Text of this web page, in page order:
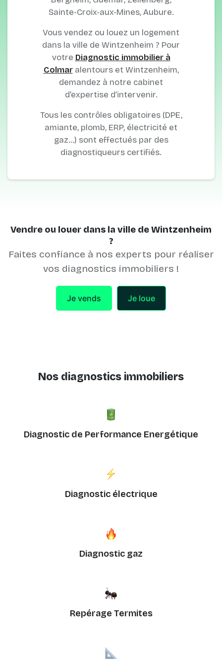
Sainte-Croix-aux-Mines, Aubure.
Vous vendez ou louez un logement
dans la ville de Wintzenheim ? Pour
votre Diagnostic immobilier à
Colmaralentours et Wintzenheim,
demandez à notre cabinet
d’expertise d’intervenir.
Tous les contrôles obligatoires (DPE,
amiante, plomb, ERP, électricité et
gaz…) sont effectués par des
diagnostiqueurs certifiés.
Vendre ou louer dans la ville de Wintzenheim
?
Faites confiance à nos experts pour réaliser
vos diagnostics immobiliers !
Je vends Je loue
Nos diagnostics immobiliers
Diagnostic de Performance Energétique
Diagnostic électrique
Diagnostic gaz
Repérage Termites